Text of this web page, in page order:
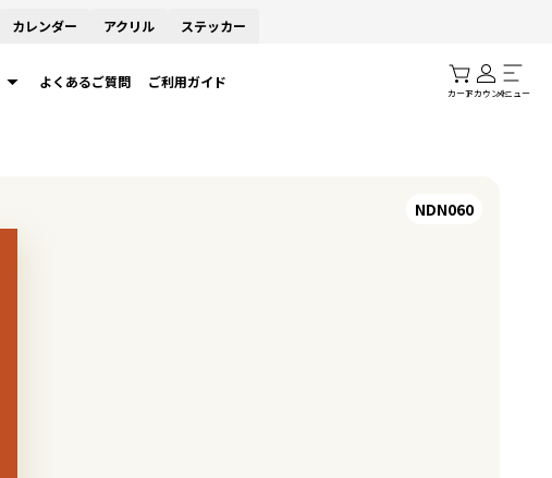
カレンダー アクリル ステッカー
よくあるご質問 ご利用ガイド
カートアカウントメニュー
NDN060